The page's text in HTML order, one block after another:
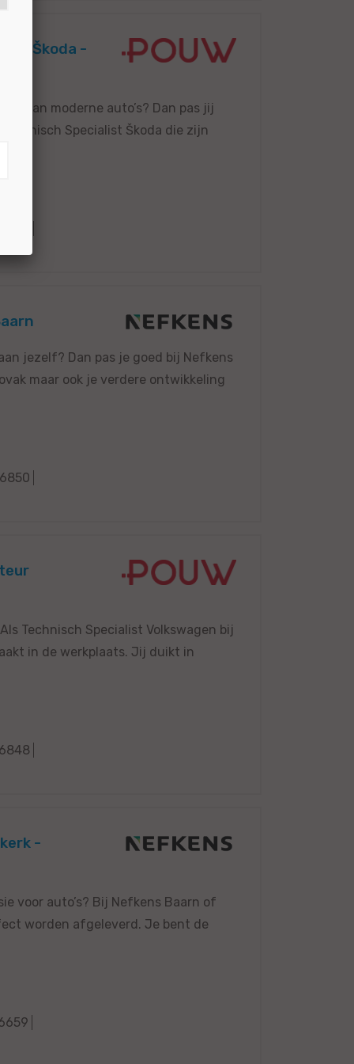
Škoda -
aan moderne auto’s? Dan pas jij
Specialist Škoda die zijn
jezelf? Dan pas je goed bij Nefkens
maar ook je verdere ontwikkeling
Technisch Specialist Volkswagen bij
in de werkplaats. Jij duikt in
-
voor auto’s? Bij Nefkens Baarn of
worden afgeleverd. Je bent de